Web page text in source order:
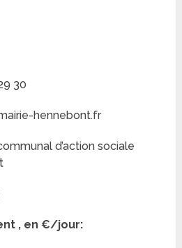
30
hennebont.fr
d’action sociale
, en €/jour: